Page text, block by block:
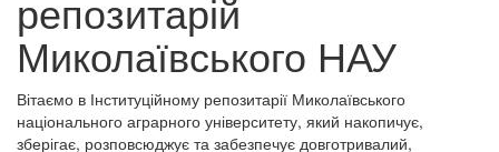
репозитарій
Миколаївського НАУ
Вітаємо в Інституційному репозитарії Миколаївського
національного аграрного університету, який накопичує,
зберігає, розповсюджує та забезпечує довготривалий,